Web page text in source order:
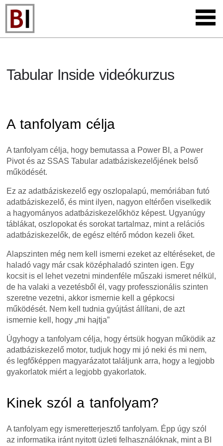
Tabular Inside videókurzus
A tanfolyam célja
A tanfolyam célja, hogy bemutassa a Power BI, a Power
Pivot és az SSAS Tabular adatbáziskezelőjének belső
működését.
Ez az adatbáziskezelő egy oszlopalapú, memóriában futó
adatbáziskezelő, és mint ilyen, nagyon eltérően viselkedik
a hagyományos adatbáziskezelőkhöz képest. Ugyanúgy
táblákat, oszlopokat és sorokat tartalmaz, mint a relációs
adatbáziskezelők, de egész eltérő módon kezeli őket.
Alapszinten még nem kell ismerni ezeket az eltéréseket, de
haladó vagy már csak középhaladó szinten igen. Egy
kocsit is el lehet vezetni mindenféle műszaki ismeret nélkül,
de ha valaki a vezetésből él, vagy professzionális szinten
szeretne vezetni, akkor ismernie kell a gépkocsi
működését. Nem kell tudnia gyújtást állítani, de azt
ismernie kell, hogy „mi hajtja”
Úgyhogy a tanfolyam célja, hogy értsük hogyan működik az
adatbáziskezelő motor, tudjuk hogy mi jó neki és mi nem,
és legfőképpen magyarázatot találjunk arra, hogy a legjobb
gyakorlatok miért a legjobb gyakorlatok.
Kinek szól a tanfolyam?
A tanfolyam egy ismeretterjesztő tanfolyam. Épp úgy szól
az informatika iránt nyitott üzleti felhasználóknak, mint a BI